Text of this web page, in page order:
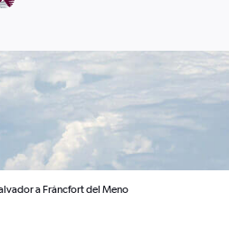
a Fráncfort del Meno